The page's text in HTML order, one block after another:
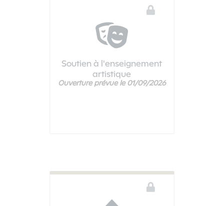
Soutien à l'enseignement
artistique
Ce téléservice n'est pas disponible
Ouverture prévue le 01/09/2026